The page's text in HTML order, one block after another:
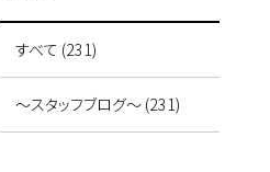
すべて (231)
～スタッフブログ～ (231)